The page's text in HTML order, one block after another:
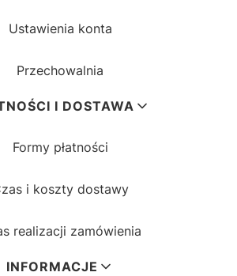
Ustawienia konta
Przechowalnia
I DOSTAWA
Formy płatności
i koszty dostawy
realizacji zamówienia
INFORMACJE